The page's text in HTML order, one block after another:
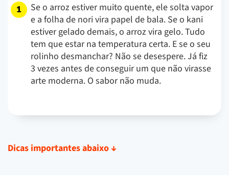
Se o arroz estiver muito quente, ele solta vapor
e a folha de nori vira papel de bala. Se o kani
estiver gelado demais, o arroz vira gelo. Tudo
tem que estar na temperatura certa. E se o seu
rolinho desmanchar? Não se desespere. Já fiz
3 vezes antes de conseguir um que não virasse
arte moderna. O sabor não muda.
Dicas importantes abaixo ↓